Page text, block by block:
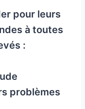
pour leurs
à toutes
:
problèmes